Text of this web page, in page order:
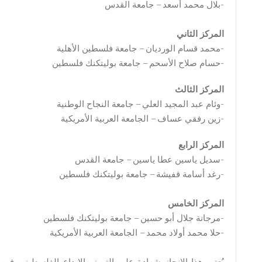
-بلال محمد أسعد – جامعة القدس
المركز الثاني
-محمد قسام الورديان – جامعة فلسطين الأهلية
-حسام صلاح الأسحم – جامعة بوليتكنك فلسطين
المركز الثالث
-وئام عبد المجيد العلي – جامعة النجاح الوطنية
-زين رفقي عساف – الجامعة العربية الأمريكية
المركز الرابع
-سديل ياسين عطا ياسين – جامعة القدس
-رغد أسامة قفيشة – جامعة بوليتكنك فلسطين
المركز الخامس
-مرجانة جلال أبو حسين – جامعة بوليتكنك فلسطين
-حلا محمد أولاد محمد – الجامعة العربية الأمريكية